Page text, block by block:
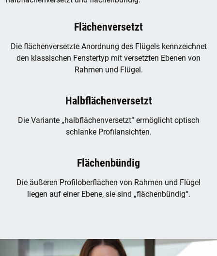
Flächenversetzt
Die flächenversetzte Anordnung des Flügels kennzeichnet
den klassischen Fenstertyp mit versetzten Ebenen von
Rahmen und Flügel.
Halbflächenversetzt
Die Variante „halbflächenversetzt“ ermöglicht optisch
schlanke Profilansichten.
Flächenbündig
Die äußeren Profiloberflächen von Rahmen und Flügel
liegen auf einer Ebene, sie sind „flächenbündig“.